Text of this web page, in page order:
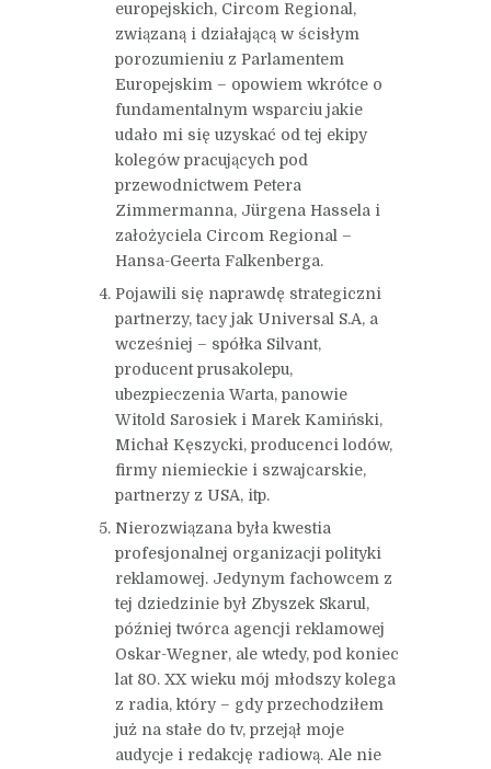
europejskich, Circom Regional,
związaną i działającą w ścisłym
porozumieniu z Parlamentem
Europejskim – opowiem wkrótce o
fundamentalnym wsparciu jakie
udało mi się uzyskać od tej ekipy
kolegów pracujących pod
przewodnictwem Petera
Zimmermanna, Jürgena Hassela i
założyciela Circom Regional –
Hansa-Geerta Falkenberga.
Pojawili się naprawdę strategiczni
partnerzy, tacy jak Universal S.A, a
wcześniej – spółka Silvant,
producent prusakolepu,
ubezpieczenia Warta, panowie
Witold Sarosiek i Marek Kamiński,
Michał Kęszycki, producenci lodów,
firmy niemieckie i szwajcarskie,
partnerzy z USA, itp.
Nierozwiązana była kwestia
profesjonalnej organizacji polityki
reklamowej. Jedynym fachowcem z
tej dziedzinie był Zbyszek Skarul,
później twórca agencji reklamowej
Oskar-Wegner, ale wtedy, pod koniec
lat 80. XX wieku mój młodszy kolega
z radia, który – gdy przechodziłem
już na stałe do tv, przejął moje
audycje i redakcję radiową. Ale nie